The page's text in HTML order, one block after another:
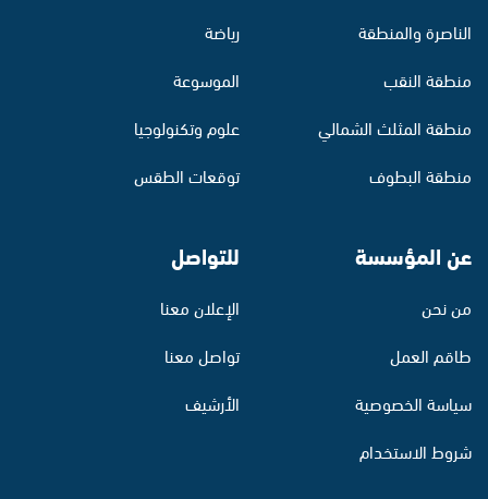
الناصرة والمنطقة
منطقة النقب
منطقة المثلث الشمالي
منطقة البطوف
رياضة
الموسوعة
علوم وتكنولوجيا
توقعات الطقس
عن المؤسسة
من نحن
طاقم العمل
سياسة الخصوصية
شروط الاستخدام
للتواصل
الإعلان معنا
تواصل معنا
الأرشيف